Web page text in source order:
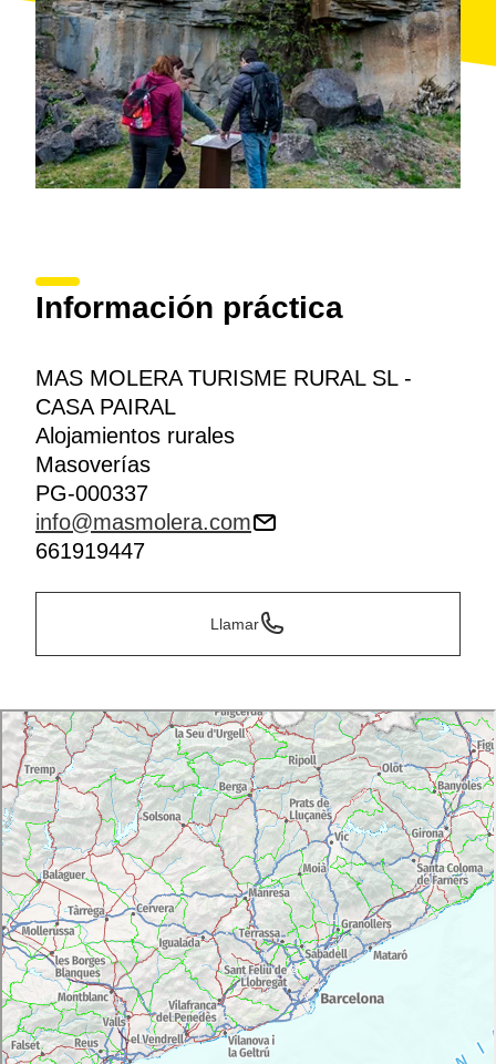
Información práctica
MAS MOLERA TURISME RURAL SL -
CASA PAIRAL
Alojamientos rurales
Masoverías
PG-000337
info@masmolera.com
661919447
Llamar